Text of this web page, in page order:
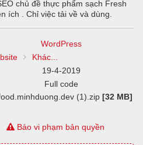
chủ đề thực phẩm sạch Fresh
ích . Chỉ việc tải về và dùng.
WordPress
Khác...
19-4-2019
Full code
(1).zip[32 MB]
Báo vi phạm bản quyền